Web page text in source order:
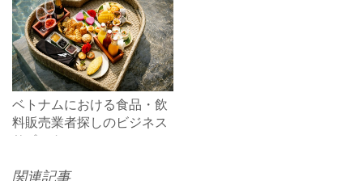
ベトナムにおける食品・飲
料販売業者探しのビジネス
サポート
関連記事